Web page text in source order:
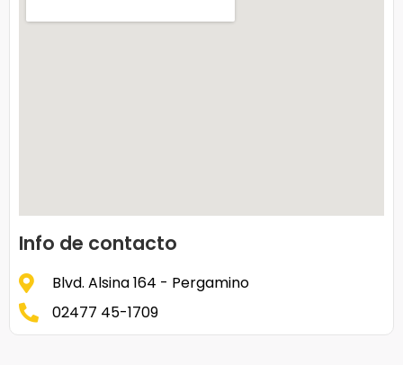
Info de contacto
Blvd. Alsina 164 - Pergamino
02477 45-1709